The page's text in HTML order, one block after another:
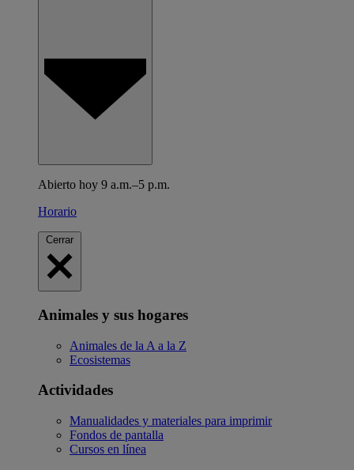
Abierto hoy 9 a.m.–5 p.m.
Horario
Cerrar
Animales y sus hogares
Animales de la A a la Z
Ecosistemas
Actividades
Manualidades y materiales para imprimir
Fondos de pantalla
Cursos en línea